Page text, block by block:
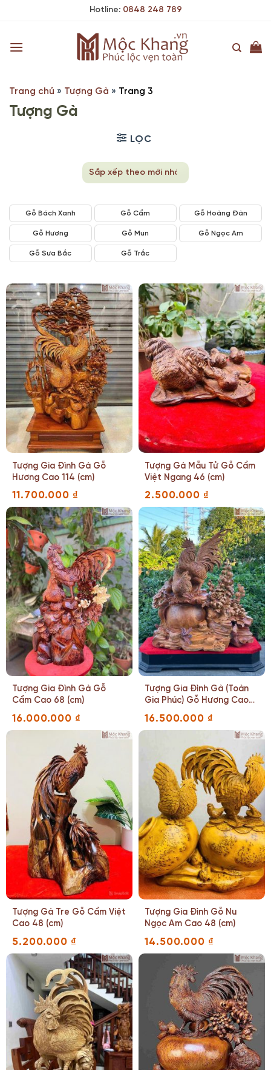
Hotline: 0848 248 789
Trang chủ » Tượng Gà » Trang 3
Tượng Gà
LỌC
Gỗ Bách Xanh Gỗ Cẩm Gỗ Hoàng Đàn
Gỗ Hương Gỗ Mun Gỗ Ngọc Am
Gỗ Sưa Bắc Gỗ Trắc
Tượng Gia Đình Gà Gỗ
Hương Cao 114 (cm)
11.700.000 ₫
Tượng Gà Mẫu Tử Gỗ Cẩm
Việt Ngang 46 (cm)
2.500.000 ₫
Tượng Gia Đình Gà Gỗ
Cẩm Cao 68 (cm)
16.000.000 ₫
Tượng Gia Đình Gà (Toàn
Gia Phúc) Gỗ Hương Cao
93 (cm)
16.500.000 ₫
Tượng Gà Tre Gỗ Cẩm Việt
Cao 48 (cm)
5.200.000 ₫
Tượng Gia Đình Gỗ Nu
Ngọc Am Cao 48 (cm)
14.500.000 ₫